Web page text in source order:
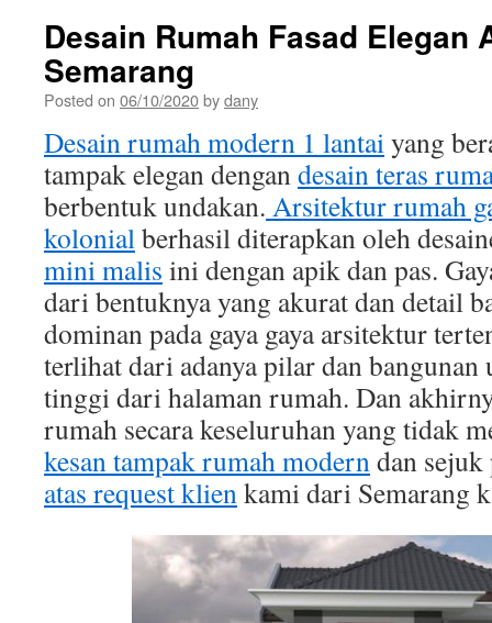
Desain Rumah Fasad Elegan
Semarang
Posted on 06/10/2020bydany
Desain rumah modern 1 lantaiyang
tampak elegan dengandesain teras
berbentuk undakan. Arsitektur rumah
kolonialberhasil diterapkan oleh
mini malis ini dengan apik dan pas.
dari bentuknya yang akurat dan detail
dominan pada gaya gaya arsitektur
terlihat dari adanya pilar dan bangunan
tinggi dari halaman rumah. Dan
rumah secara keseluruhan yang tidak
kesan tampak rumah moderndan
atas request klienkami dari Semarang